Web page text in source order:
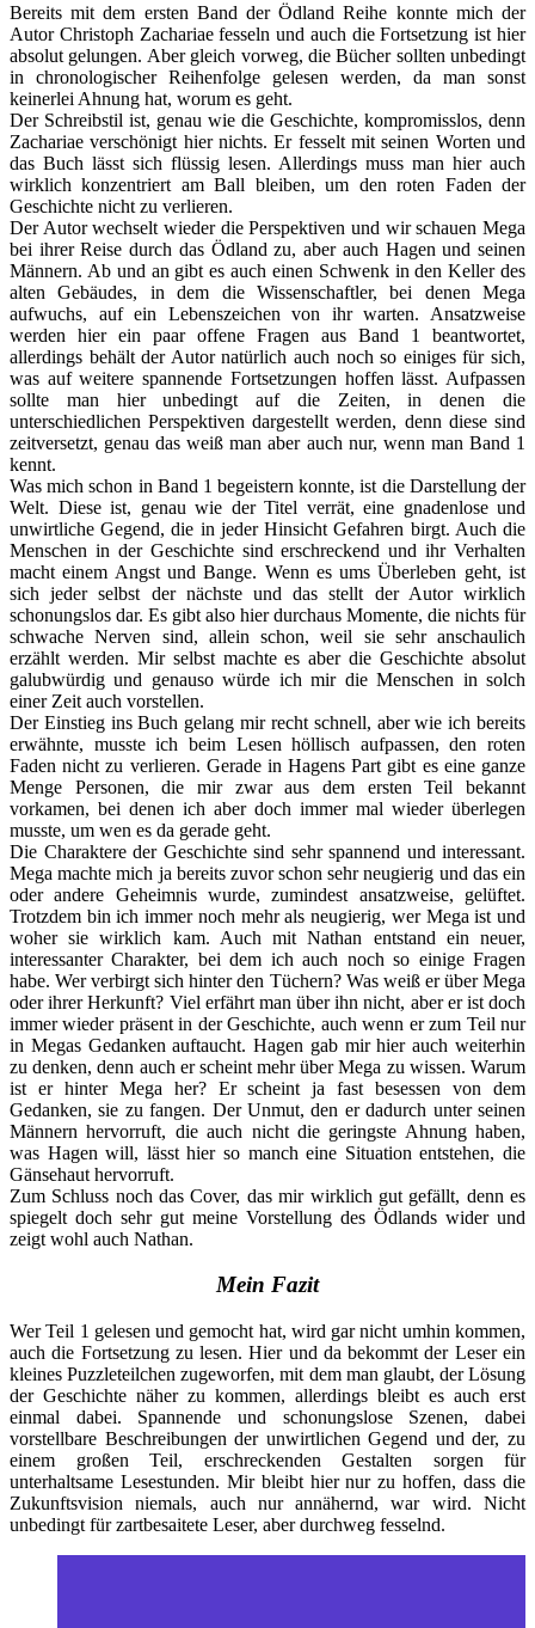
Bereits mit dem ersten Band der Ödland Reihe konnte mich der
Autor Christoph Zachariae fesseln und auch die Fortsetzung ist hier
absolut gelungen. Aber gleich vorweg, die Bücher sollten unbedingt
in chronologischer Reihenfolge gelesen werden, da man sonst
keinerlei Ahnung hat, worum es geht.
Der Schreibstil ist, genau wie die Geschichte, kompromisslos, denn
Zachariae verschönigt hier nichts. Er fesselt mit seinen Worten und
das Buch lässt sich flüssig lesen. Allerdings muss man hier auch
wirklich konzentriert am Ball bleiben, um den roten Faden der
Geschichte nicht zu verlieren.
Der Autor wechselt wieder die Perspektiven und wir schauen Mega
bei ihrer Reise durch das Ödland zu, aber auch Hagen und seinen
Männern. Ab und an gibt es auch einen Schwenk in den Keller des
alten Gebäudes, in dem die Wissenschaftler, bei denen Mega
aufwuchs, auf ein Lebenszeichen von ihr warten. Ansatzweise
werden hier ein paar offene Fragen aus Band 1 beantwortet,
allerdings behält der Autor natürlich auch noch so einiges für sich,
was auf weitere spannende Fortsetzungen hoffen lässt. Aufpassen
sollte man hier unbedingt auf die Zeiten, in denen die
unterschiedlichen Perspektiven dargestellt werden, denn diese sind
zeitversetzt, genau das weiß man aber auch nur, wenn man Band 1
kennt.
Was mich schon in Band 1 begeistern konnte, ist die Darstellung der
Welt. Diese ist, genau wie der Titel verrät, eine gnadenlose und
unwirtliche Gegend, die in jeder Hinsicht Gefahren birgt. Auch die
Menschen in der Geschichte sind erschreckend und ihr Verhalten
macht einem Angst und Bange. Wenn es ums Überleben geht, ist
sich jeder selbst der nächste und das stellt der Autor wirklich
schonungslos dar. Es gibt also hier durchaus Momente, die nichts für
schwache Nerven sind, allein schon, weil sie sehr anschaulich
erzählt werden. Mir selbst machte es aber die Geschichte absolut
galubwürdig und genauso würde ich mir die Menschen in solch
einer Zeit auch vorstellen.
Der Einstieg ins Buch gelang mir recht schnell, aber wie ich bereits
erwähnte, musste ich beim Lesen höllisch aufpassen, den roten
Faden nicht zu verlieren. Gerade in Hagens Part gibt es eine ganze
Menge Personen, die mir zwar aus dem ersten Teil bekannt
vorkamen, bei denen ich aber doch immer mal wieder überlegen
musste, um wen es da gerade geht.
Die Charaktere der Geschichte sind sehr spannend und interessant.
Mega machte mich ja bereits zuvor schon sehr neugierig und das ein
oder andere Geheimnis wurde, zumindest ansatzweise, gelüftet.
Trotzdem bin ich immer noch mehr als neugierig, wer Mega ist und
woher sie wirklich kam. Auch mit Nathan entstand ein neuer,
interessanter Charakter, bei dem ich auch noch so einige Fragen
habe. Wer verbirgt sich hinter den Tüchern? Was weiß er über Mega
oder ihrer Herkunft? Viel erfährt man über ihn nicht, aber er ist doch
immer wieder präsent in der Geschichte, auch wenn er zum Teil nur
in Megas Gedanken auftaucht. Hagen gab mir hier auch weiterhin
zu denken, denn auch er scheint mehr über Mega zu wissen. Warum
ist er hinter Mega her? Er scheint ja fast besessen von dem
Gedanken, sie zu fangen. Der Unmut, den er dadurch unter seinen
Männern hervorruft, die auch nicht die geringste Ahnung haben,
was Hagen will, lässt hier so manch eine Situation entstehen, die
Gänsehaut hervorruft.
Zum Schluss noch das Cover, das mir wirklich gut gefällt, denn es
spiegelt doch sehr gut meine Vorstellung des Ödlands wider und
zeigt wohl auch Nathan.
Mein Fazit
Wer Teil 1 gelesen und gemocht hat, wird gar nicht umhin kommen,
auch die Fortsetzung zu lesen. Hier und da bekommt der Leser ein
kleines Puzzleteilchen zugeworfen, mit dem man glaubt, der Lösung
der Geschichte näher zu kommen, allerdings bleibt es auch erst
einmal dabei. Spannende und schonungslose Szenen, dabei
vorstellbare Beschreibungen der unwirtlichen Gegend und der, zu
einem großen Teil, erschreckenden Gestalten sorgen für
unterhaltsame Lesestunden. Mir bleibt hier nur zu hoffen, dass die
Zukunftsvision niemals, auch nur annähernd, war wird. Nicht
unbedingt für zartbesaitete Leser, aber durchweg fesselnd.